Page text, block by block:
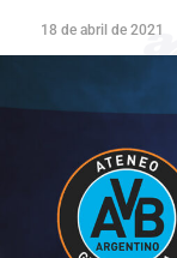
18 de abril de 2021